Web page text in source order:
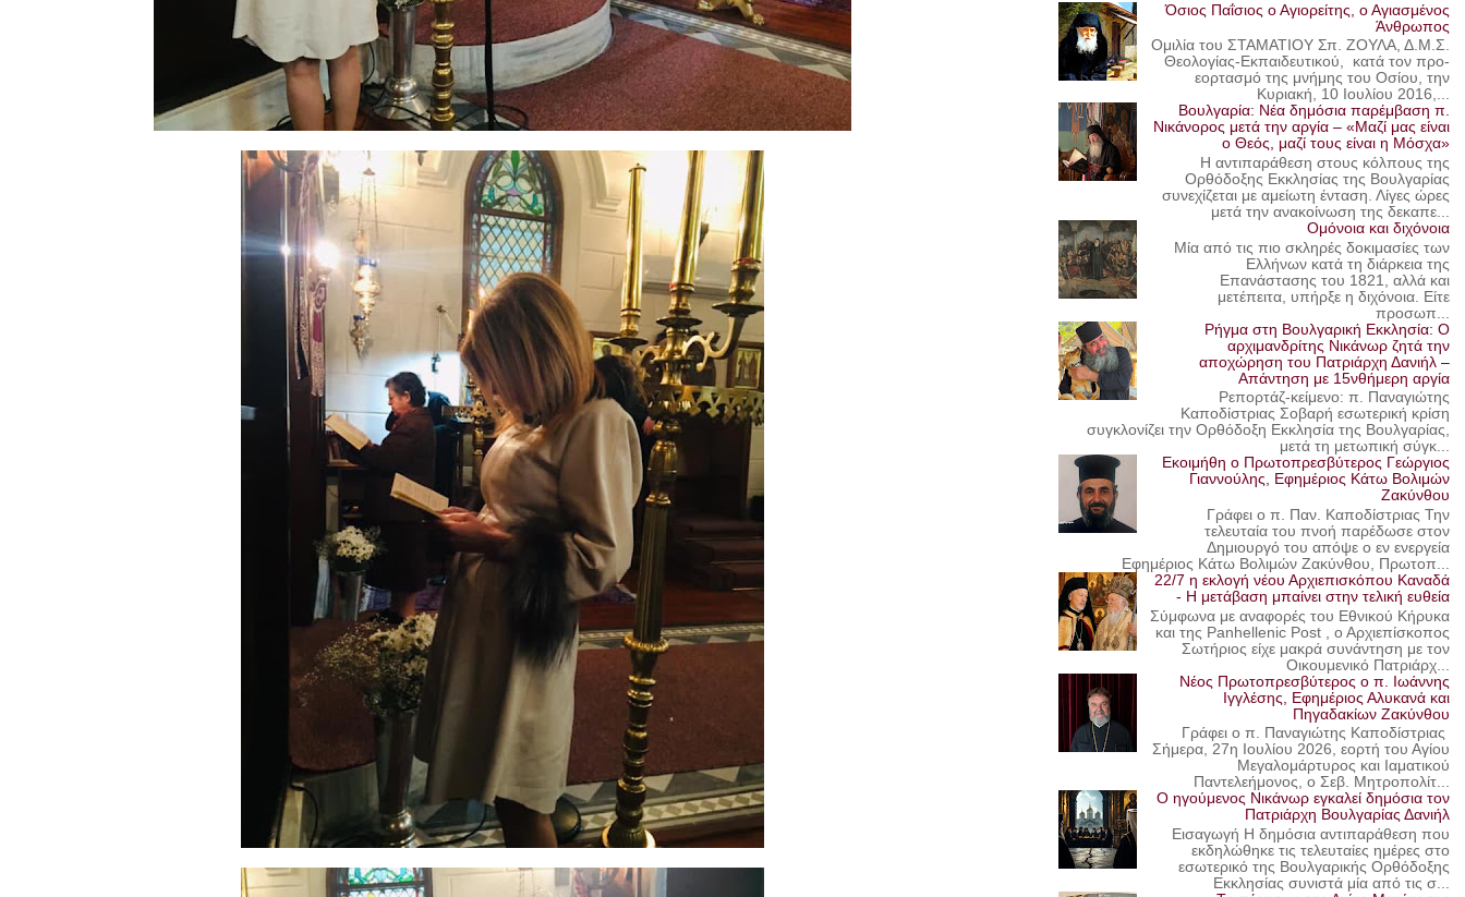
Όσιος Παΐσιος ο Αγιορείτης, ο Αγιασμένος
Άνθρωπος
Ομιλία του ΣΤΑΜΑΤΙΟΥ Σπ. ΖΟΥΛΑ, Δ.Μ.Σ.
Θεολογίας-Εκπαιδευτικού, κατά τον προ-
εορτασμό της μνήμης του Οσίου, την
Κυριακή, 10 Ιουλίου 2016,...
Βουλγαρία: Νέα δημόσια παρέμβαση π.
Νικάνορος μετά την αργία – «Μαζί μας είναι
ο Θεός, μαζί τους είναι η Μόσχα»
Η αντιπαράθεση στους κόλπους της
Ορθόδοξης Εκκλησίας της Βουλγαρίας
συνεχίζεται με αμείωτη ένταση. Λίγες ώρες
μετά την ανακοίνωση της δεκαπε...
Ομόνοια και διχόνοια
Μία από τις πιο σκληρές δοκιμασίες των
Ελλήνων κατά τη διάρκεια της
Επανάστασης του 1821, αλλά και
μετέπειτα, υπήρξε η διχόνοια. Είτε
προσωπ...
Ρήγμα στη Βουλγαρική Εκκλησία: Ο
αρχιμανδρίτης Νικάνωρ ζητά την
αποχώρηση του Πατριάρχη Δανιήλ –
Απάντηση με 15νθήμερη αργία
Ρεπορτάζ-κείμενο: π. Παναγιώτης
Καποδίστριας Σοβαρή εσωτερική κρίση
συγκλονίζει την Ορθόδοξη Εκκλησία της Βουλγαρίας,
μετά τη μετωπική σύγκ...
Εκοιμήθη ο Πρωτοπρεσβύτερος Γεώργιος
Γιαννούλης, Εφημέριος Κάτω Βολιμών
Ζακύνθου
Γράφει ο π. Παν. Καποδίστριας Την
τελευταία του πνοή παρέδωσε στον
Δημιουργό του απόψε ο εν ενεργεία
Εφημέριος Κάτω Βολιμών Ζακύνθου, Πρωτοπ...
22/7 η εκλογή νέου Αρχιεπισκόπου Καναδά
- Η μετάβαση μπαίνει στην τελική ευθεία
Σύμφωνα με αναφορές του Εθνικού Κήρυκα
και της Panhellenic Post , ο Αρχιεπίσκοπος
Σωτήριος είχε μακρά συνάντηση με τον
Οικουμενικό Πατριάρχ...
Νέος Πρωτοπρεσβύτερος ο π. Ιωάννης
Ιγγλέσης, Εφημέριος Αλυκανά και
Πηγαδακίων Ζακύνθου
Γράφει ο π. Παναγιώτης Καποδίστριας
Σήμερα, 27η Ιουλίου 2026, εορτή του Αγίου
Μεγαλομάρτυρος και Ιαματικού
Παντελεήμονος, ο Σεβ. Μητροπολίτ...
Ο ηγούμενος Νικάνωρ εγκαλεί δημόσια τον
Πατριάρχη Βουλγαρίας Δανιήλ
Εισαγωγή Η δημόσια αντιπαράθεση που
εκδηλώθηκε τις τελευταίες ημέρες στο
εσωτερικό της Βουλγαρικής Ορθόδοξης
Εκκλησίας συνιστά μία από τις σ...